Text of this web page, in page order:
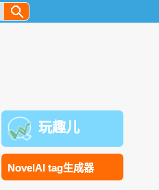
玩趣儿
NovelAI tag生成器